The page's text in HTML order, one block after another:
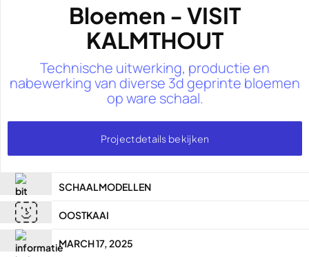
Bloemen - VISIT
KALMTHOUT
Technische uitwerking, productie en
nabewerking van diverse 3d geprinte bloemen
op ware schaal.
Projectdetails bekijken
SCHAALMODELLEN
OOSTKAAI
MARCH 17, 2025